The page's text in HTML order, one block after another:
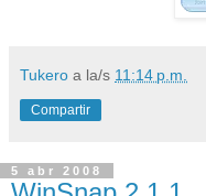
Tukero a la/s 11:14 p.m.
Compartir
5 abr 2008